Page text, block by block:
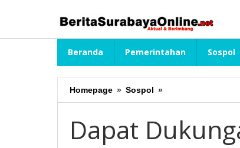
Beranda Pemerintahan Sospol
Homepage » Sospol »
Dukungan
Ini
Kata
Dapat